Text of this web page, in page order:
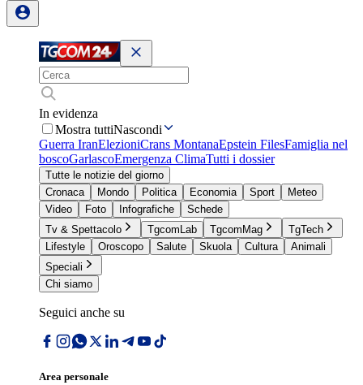
In evidenza
Mostra tuttiNascondi
Guerra IranElezioniCrans MontanaEpstein FilesFamiglia nel
boscoGarlascoEmergenza ClimaTutti i dossier
Tutte le notizie del giorno
Cronaca
Mondo Politica Economia Sport
Meteo
Video
Foto Infografiche
Schede
Tv & Spettacolo
TgcomLab TgcomMag
TgTech
Lifestyle
Oroscopo Salute Skuola Cultura
Animali
Speciali
Chi siamo
Seguici anche su
Area personale